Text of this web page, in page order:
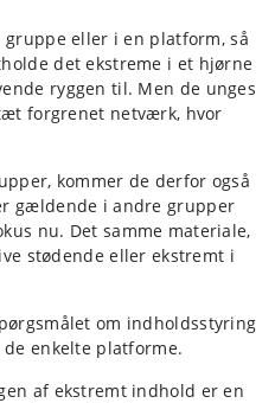
eller i en platform, så
det ekstreme i et hjørne
ryggen til. Men de unges
forgrenet netværk, hvor
kommer de derfor også
gældende i andre grupper
nu. Det samme materiale,
stødende eller ekstremt i
om indholdsstyring
enkelte platforme.
af ekstremt indhold er en